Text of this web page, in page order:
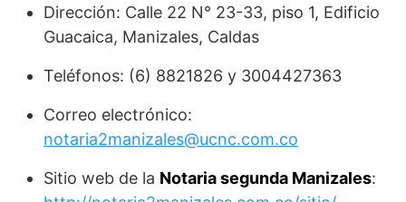
Dirección: Calle 22 N° 23-33, piso 1, Edificio
Guacaica, Manizales, Caldas
Teléfonos: (6) 8821826 y 3004427363
Correo electrónico:
notaria2manizales@ucnc.com.co
Sitio web de la Notaria segunda Manizales: